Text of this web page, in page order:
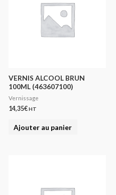
VERNIS ALCOOL BRUN
100ML (463607100)
Vernissage
14,35€HT
Ajouter au panier